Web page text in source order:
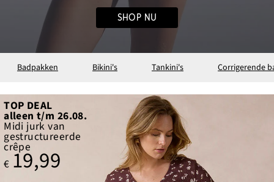
SHOP NU
Badpakken Bikini's Tankini's Corrigerende
TOP DEAL
alleen t/m 26.08.
Midi jurk van
gestructureerde
crêpe
€ 19,99